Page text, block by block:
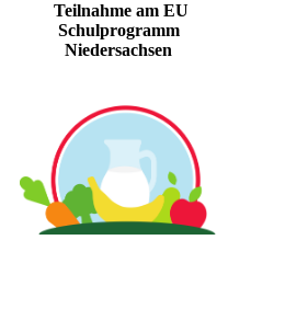
Teilnahme am EU
Schulprogramm
Niedersachsen